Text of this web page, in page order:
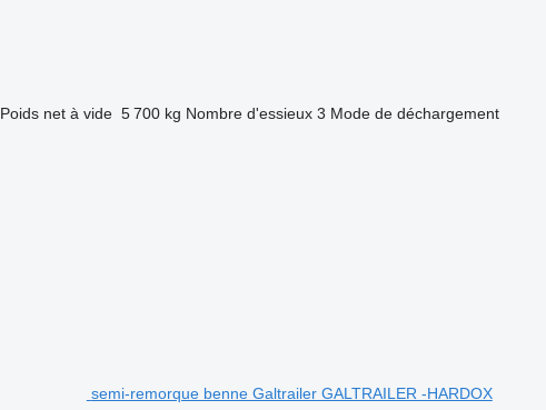
Poids net à vide 5 700 kg Nombre d'essieux 3 Mode de déchargement
semi-remorque benne Galtrailer GALTRAILER -HARDOX